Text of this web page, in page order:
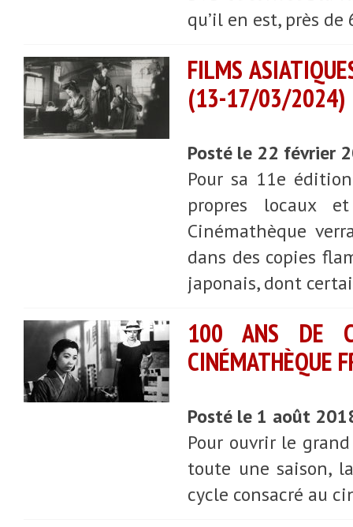
qu’il en est, près de
FILMS
(13-17/03/2024)
Posté le 22 février
Pour sa 11e
propres locaux
Cinémathèque
dans des copies
japonais, dont
100 ANS DE
Posté le 1 août
Pour ouvrir le
toute une saison,
cycle consacré au